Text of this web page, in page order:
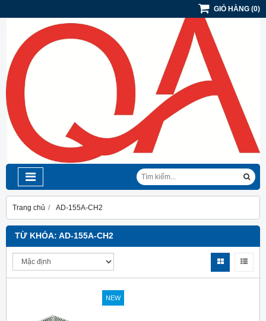
GIỎ HÀNG (0)
Trang chủ AD-155A-CH2
TỪ KHÓA: AD-155A-CH2
NEW